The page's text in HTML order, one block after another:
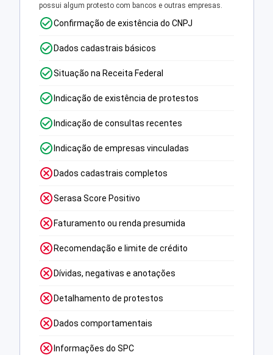
possui algum protesto com bancos e outras empresas.
Confirmação de existência do CNPJ
Dados cadastrais básicos
Situação na Receita Federal
Indicação de existência de protestos
Indicação de consultas recentes
Indicação de empresas vinculadas
Dados cadastrais completos
Serasa Score Positivo
Faturamento ou renda presumida
Recomendação e limite de crédito
Dívidas, negativas e anotações
Detalhamento de protestos
Dados comportamentais
Informações do SPC